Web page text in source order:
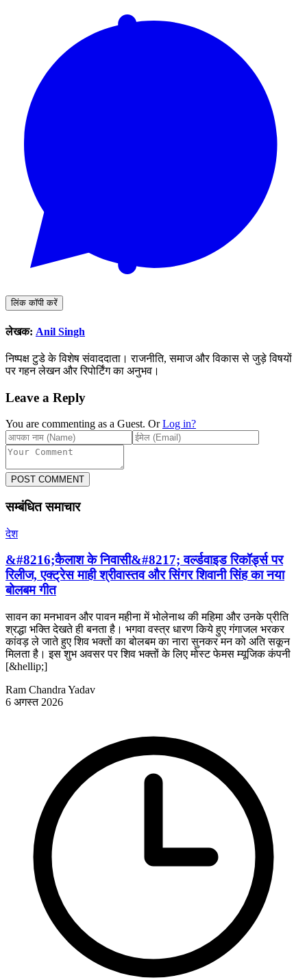
लिंक कॉपी करें
लेखक: Anil Singh
निष्पक्ष टुडे के विशेष संवाददाता। राजनीति, समाज और विकास से जुड़े विषयों
पर गहन लेखन और रिपोर्टिंग का अनुभव।
Leave a Reply
You are commenting as a Guest. Or Log in?
POST COMMENT
सम्बंधित समाचार
देश
&#8216;कैलाश के निवासी&#8217; वर्ल्डवाइड रिकॉर्ड्स पर
रिलीज, एक्ट्रेस माही श्रीवास्तव और सिंगर शिवानी सिंह का नया
बोलबम गीत
सावन का मनभावन और पावन महीना में भोलेनाथ की महिमा और उनके प्रीति
श्रद्धा भक्ति देखते ही बनता है। भगवा वस्त्र धारण किये हुए गंगाजल भरकर
कांवड़ ले जाते हुए शिव भक्तों का बोलबम का नारा सुनकर मन को अति सकून
मिलता है। इस शुभ अवसर पर शिव भक्तों के लिए मोस्ट फेमस म्यूजिक कंपनी
[&hellip;]
Ram Chandra Yadav
6 अगस्त 2026